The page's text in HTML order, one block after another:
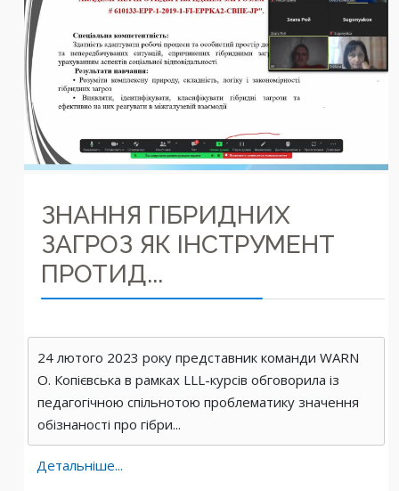
ЗНАННЯ ГІБРИДНИХ
ЗАГРОЗ ЯК ІНСТРУМЕНТ
ПРОТИД...
24 лютого 2023 року представник команди WARN
О. Копієвська в рамках LLL-курсів обговорила із
педагогічною спільнотою проблематику значення
обізнаності про гібри...
Детальніше...